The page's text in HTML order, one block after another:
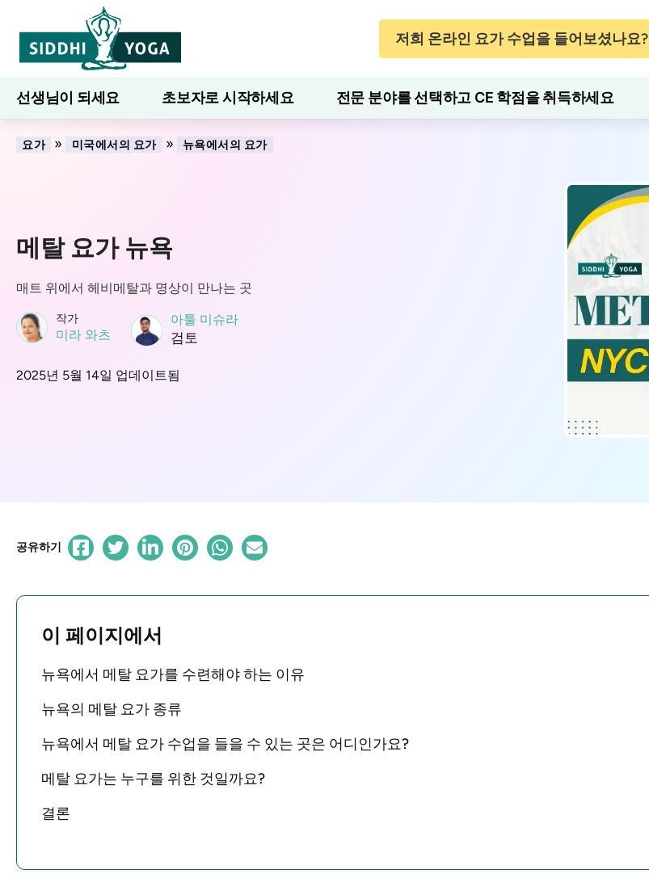
저희 온라인 요가 수업을 들어보셨나요?
선생님이 되세요 초보자로 시작하세요 전문 분야를 선택하고 CE 학점을 취득하세요
7일간의 웰니스 블로그 배우다
요가 » 미국에서의 요가 » 뉴욕에서의 요가
메탈 요가 뉴욕
매트 위에서 헤비메탈과 명상이 만나는 곳
작가
미라 와츠
아툴 미슈라
검토
2025년 5월 14일 업데이트됨
공유하기
이 페이지에서
뉴욕에서 메탈 요가를 수련해야 하는 이유
뉴욕의 메탈 요가 종류
뉴욕에서 메탈 요가 수업을 들을 수 있는 곳은 어디인가요?
메탈 요가는 누구를 위한 것일까요?
결론